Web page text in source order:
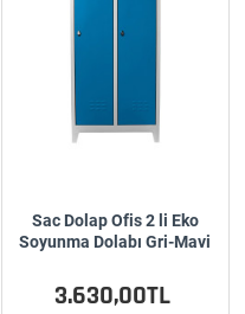
Sac Dolap Ofis 2 li Eko
Soyunma Dolabı Gri-Mavi
3.630,00TL